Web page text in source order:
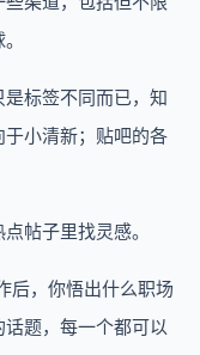
标签不同而已，知
小清新；贴吧的各
帖子里找灵感。
后，你悟出什么职场
话题，每一个都可以